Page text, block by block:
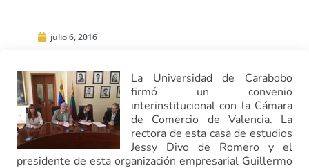
julio 6, 2016
La Universidad de Carabobo
firmó un convenio
interinstitucional con la Cámara
de Comercio de Valencia. La
rectora de esta casa de estudios
Jessy Divo de Romero y el
presidente de esta organización empresarial Guillermo